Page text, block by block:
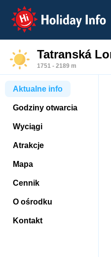
Holiday Info
Tatranská
1751 - 2189 m
Aktualne info
Godziny otwarcia
Wyciągi
Atrakcje
Mapa
Cennik
O ośrodku
Kontakt